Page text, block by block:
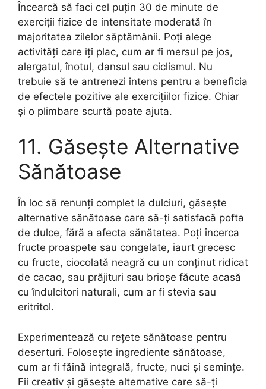
Încearcă să faci cel puțin 30 de minute de
exerciții fizice de intensitate moderată în
majoritatea zilelor săptămânii. Poți alege
activități care îți plac, cum ar fi mersul pe jos,
alergatul, înotul, dansul sau ciclismul. Nu
trebuie să te antrenezi intens pentru a beneficia
de efectele pozitive ale exercițiilor fizice. Chiar
și o plimbare scurtă poate ajuta.
11. Găsește Alternative
Sănătoase
În loc să renunți complet la dulciuri, găsește
alternative sănătoase care să-ți satisfacă pofta
de dulce, fără a afecta sănătatea. Poți încerca
fructe proaspete sau congelate, iaurt grecesc
cu fructe, ciocolată neagră cu un conținut ridicat
de cacao, sau prăjituri sau brioșe făcute acasă
cu îndulcitori naturali, cum ar fi stevia sau
eritritol.
Experimentează cu rețete sănătoase pentru
deserturi. Folosește ingrediente sănătoase,
cum ar fi făină integrală, fructe, nuci și semințe.
Fii creativ și găsește alternative care să-ți